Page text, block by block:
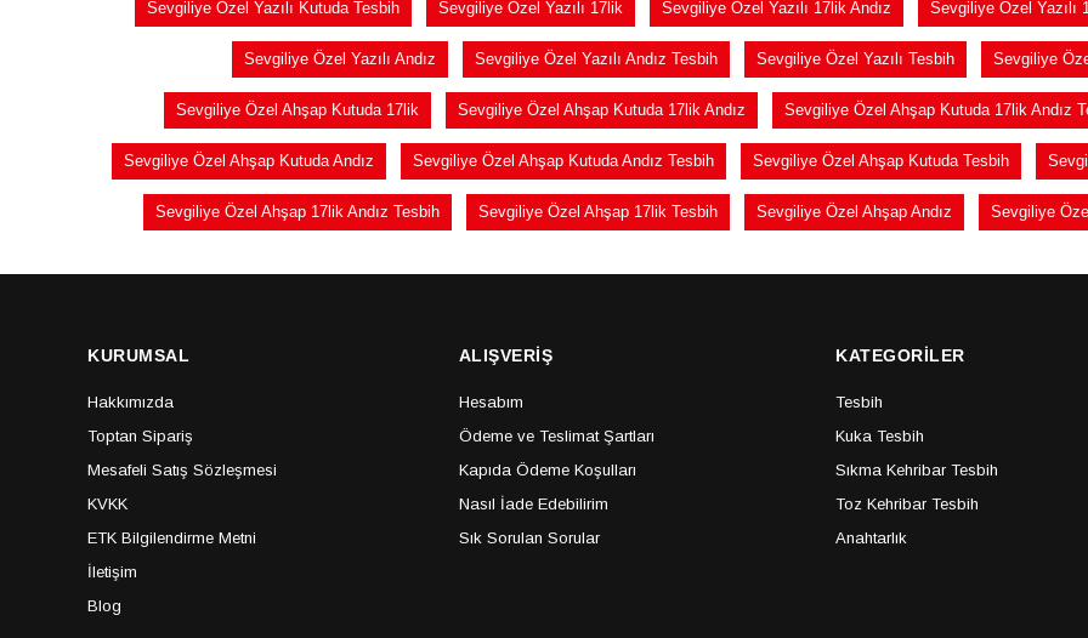
Sevgiliye Özel Yazılı Kutuda Tesbih Sevgiliye Özel Yazılı 17lik Sevgiliye Özel Yazılı 17lik Andız Sevgiliye Özel Yazılı
Sevgiliye Özel Yazılı Andız Sevgiliye Özel Yazılı Andız Tesbih Sevgiliye Özel Yazılı Tesbih Sevgiliye
Sevgiliye Özel Ahşap Kutuda 17lik Sevgiliye Özel Ahşap Kutuda 17lik Andız Sevgiliye Özel Ahşap Kutuda 17lik Andız
Sevgiliye Özel Ahşap Kutuda Andız Sevgiliye Özel Ahşap Kutuda Andız Tesbih Sevgiliye Özel Ahşap Kutuda Tesbih
Sevgiliye Özel Ahşap 17lik Andız Tesbih Sevgiliye Özel Ahşap 17lik Tesbih Sevgiliye Özel Ahşap Andız Sevgiliye
KURUMSAL
Hakkımızda
Toptan Sipariş
Mesafeli Satış Sözleşmesi
KVKK
ETK Bilgilendirme Metni
İletişim
Blog
ALIŞVERİŞ
Hesabım
Ödeme ve Teslimat Şartları
Kapıda Ödeme Koşulları
Nasıl İade Edebilirim
Sık Sorulan Sorular
KATEGORİLER
Tesbih
Kuka Tesbih
Sıkma Kehribar Tesbih
Toz Kehribar Tesbih
Anahtarlık